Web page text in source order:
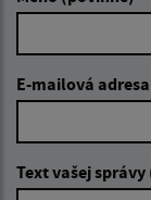
E-mailová
Text vašej